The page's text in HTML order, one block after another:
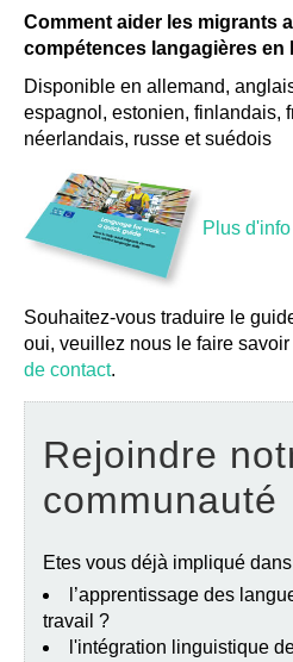
Comment aider les migrants
compétences langagières en
Disponible en allemand,
espagnol, estonien, finlandais,
néerlandais, russe et suédois
Plus d'info
Souhaitez-vous traduire le
oui, veuillez nous le faire
de contact.
Rejoindre
communauté
Etes vous déjà impliqué
l’apprentissage des
travail ?
l'intégration linguistique